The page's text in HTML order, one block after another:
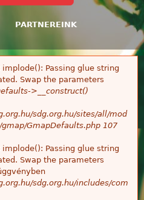
PARTNEREINK
implode(): Passing glue string
Swap the parameters
>__construct()
sdg.org.hu/sites/all/mod
GmapDefaults.php 107
implode(): Passing glue string
Swap the parameters
sdg.org.hu/includes/com